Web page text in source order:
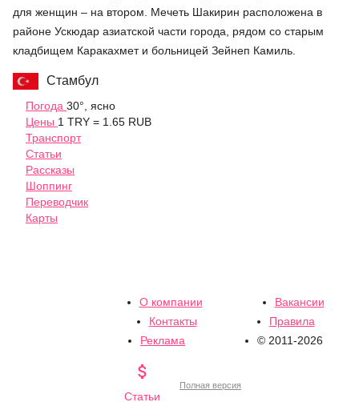
для женщин – на втором. Мечеть Шакирин расположена в
районе Ускюдар азиатской части города, рядом со старым
кладбищем Каракахмет и больницей Зейнеп Камиль.
Стамбул
Погода 30°, ясно
Цены 1 TRY = 1.65 RUB
Транспорт
Статьи
Рассказы
Шоппинг
Переводчик
Карты
О компании
Вакансии
Контакты
Правила
Реклама
© 2011-2026

Статьи
Полная версия